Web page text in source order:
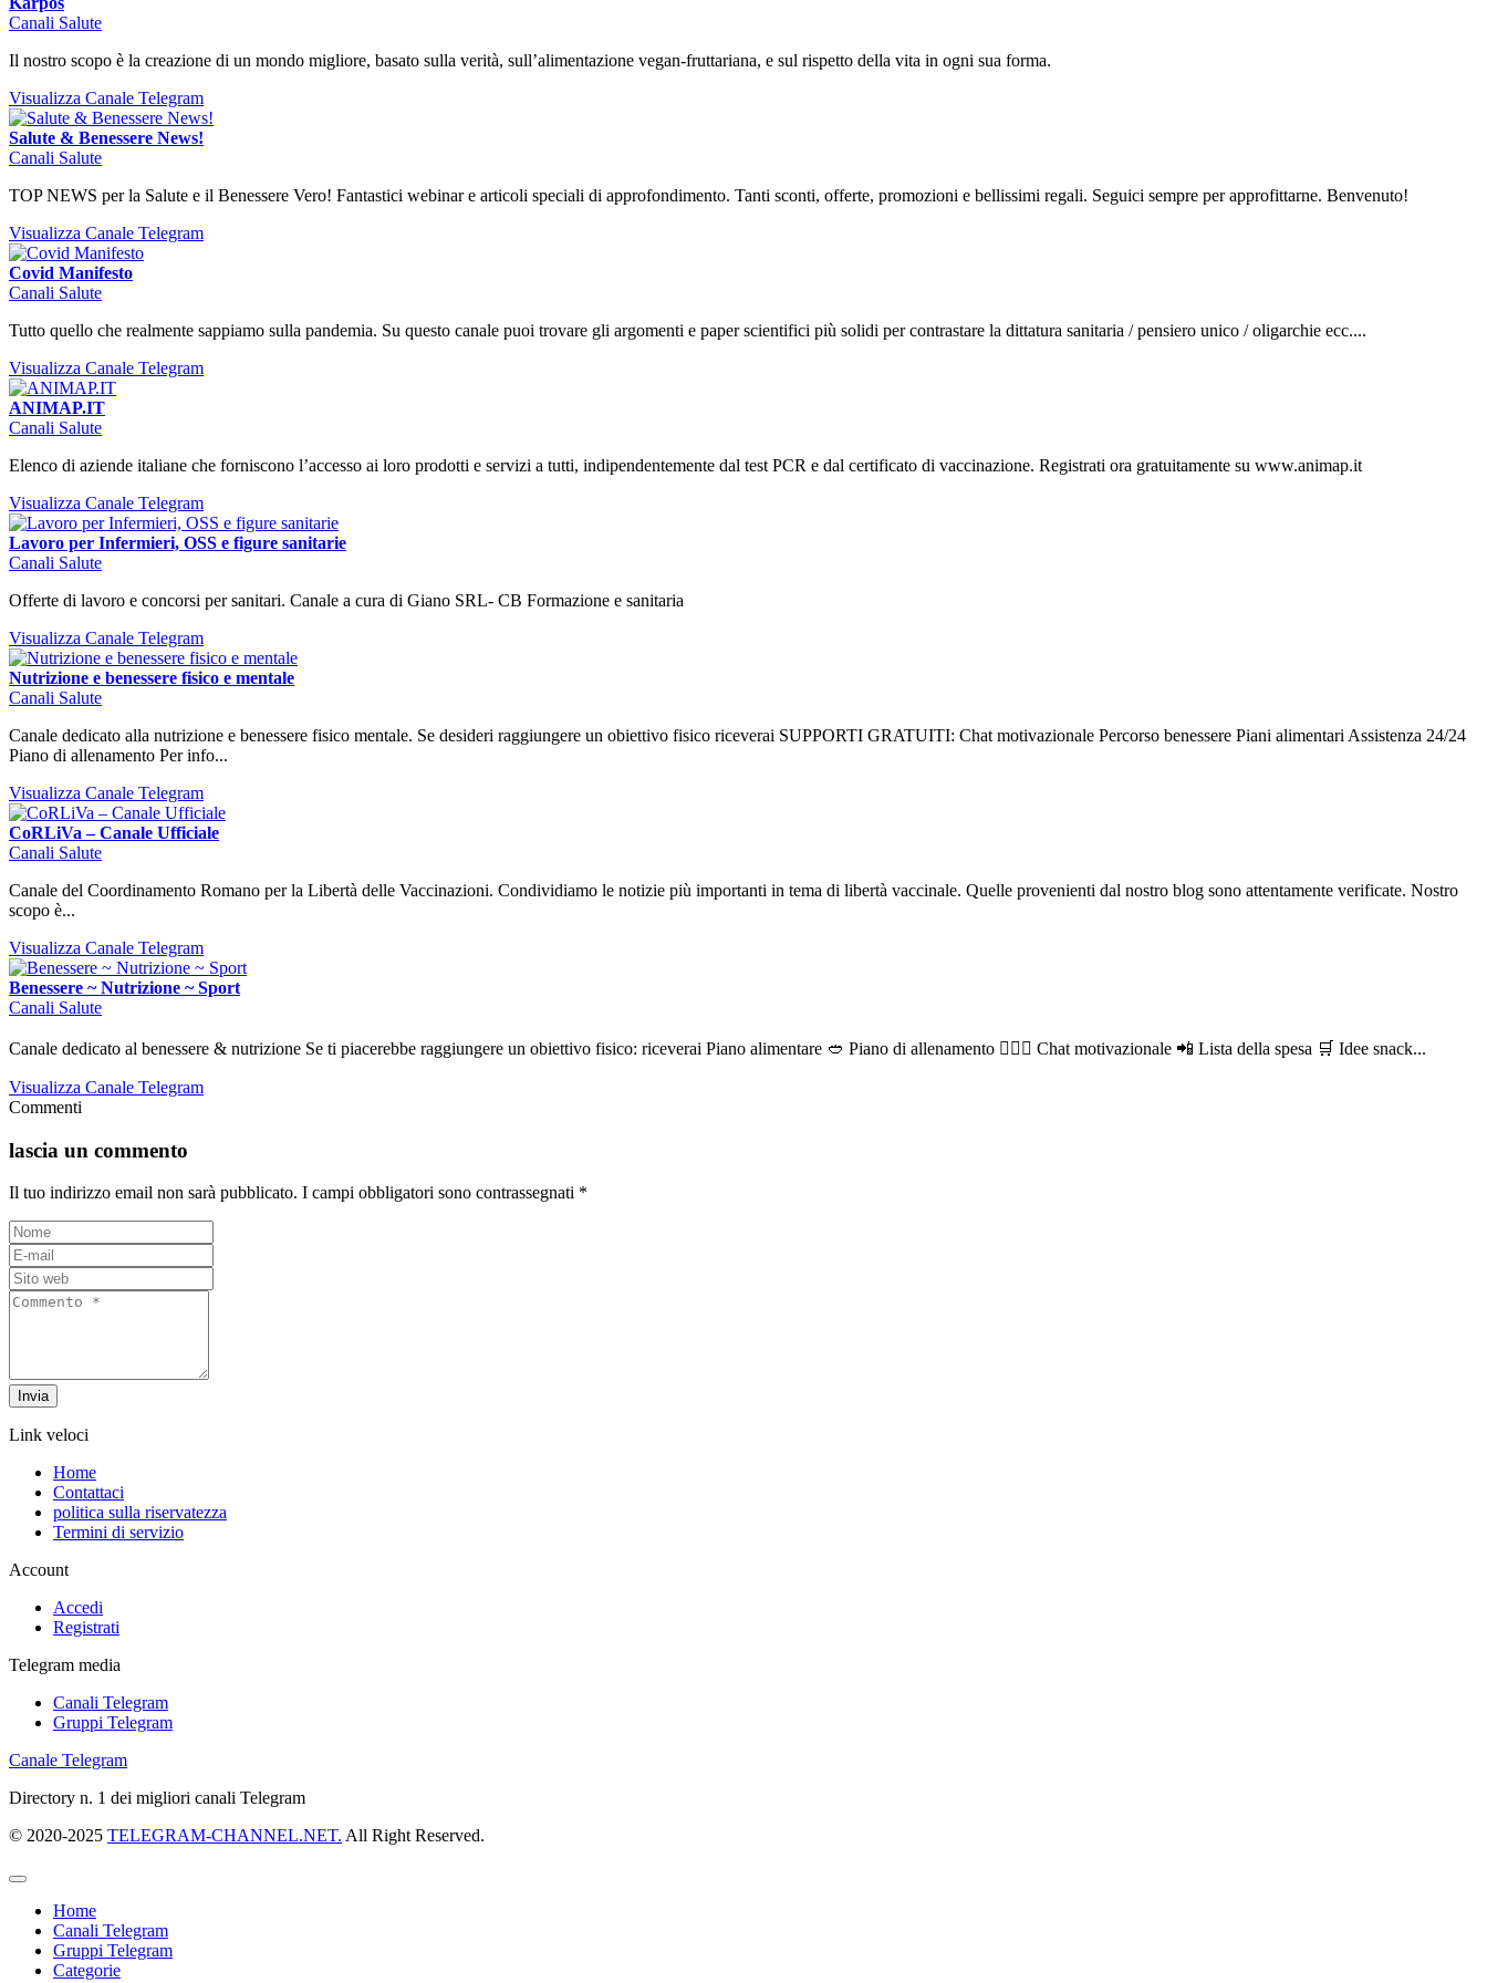
Canali Salute
Il nostro scopo è la creazione di un mondo migliore, basato sulla verità, sull’alimentazione vegan-fruttariana, e sul rispetto della vita in ogni sua forma.
Visualizza Canale Telegram
Salute & Benessere News!
Canali Salute
TOP NEWS per la Salute e il Benessere Vero! Fantastici webinar e articoli speciali di approfondimento. Tanti sconti, offerte, promozioni e bellissimi regali. Seguici sempre per approfittarne. Benvenuto!
Visualizza Canale Telegram
Covid Manifesto
Canali Salute
Tutto quello che realmente sappiamo sulla pandemia. Su questo canale puoi trovare gli argomenti e paper scientifici più solidi per contrastare la dittatura sanitaria / pensiero unico / oligarchie ecc....
Visualizza Canale Telegram
ANIMAP.IT
Canali Salute
Elenco di aziende italiane che forniscono l’accesso ai loro prodotti e servizi a tutti, indipendentemente dal test PCR e dal certificato di vaccinazione. Registrati ora gratuitamente su www.animap.it
Visualizza Canale Telegram
Lavoro per Infermieri, OSS e figure sanitarie
Canali Salute
Offerte di lavoro e concorsi per sanitari. Canale a cura di Giano SRL- CB Formazione e sanitaria
Visualizza Canale Telegram
Nutrizione e benessere fisico e mentale
Canali Salute
Canale dedicato alla nutrizione e benessere fisico mentale. Se desideri raggiungere un obiettivo fisico riceverai SUPPORTI GRATUITI: Chat motivazionale Percorso benessere Piani alimentari Assistenza 24/24
Piano di allenamento Per info...
Visualizza Canale Telegram
CoRLiVa – Canale Ufficiale
Canali Salute
Canale del Coordinamento Romano per la Libertà delle Vaccinazioni. Condividiamo le notizie più importanti in tema di libertà vaccinale. Quelle provenienti dal nostro blog sono attentamente verificate. Nostro
scopo è...
Visualizza Canale Telegram
Benessere ~ Nutrizione ~ Sport
Canali Salute
Canale dedicato al benessere & nutrizione Se ti piacerebbe raggiungere un obiettivo fisico: riceverai Piano alimentare 🥙 Piano di allenamento 🏋🏻‍♀️ Chat motivazionale 📲 Lista della spesa 🛒 Idee snack...
Visualizza Canale Telegram
Commenti
lascia un commento
Il tuo indirizzo email non sarà pubblicato. I campi obbligatori sono contrassegnati *
Invia
Link veloci
Home
Contattaci
politica sulla riservatezza
Termini di servizio
Account
Accedi
Registrati
Telegram media
Canali Telegram
Gruppi Telegram
Canale Telegram
Directory n. 1 dei migliori canali Telegram
© 2020-2025 TELEGRAM-CHANNEL.NET. All Right Reserved.
Home
Canali Telegram
Gruppi Telegram
Categorie